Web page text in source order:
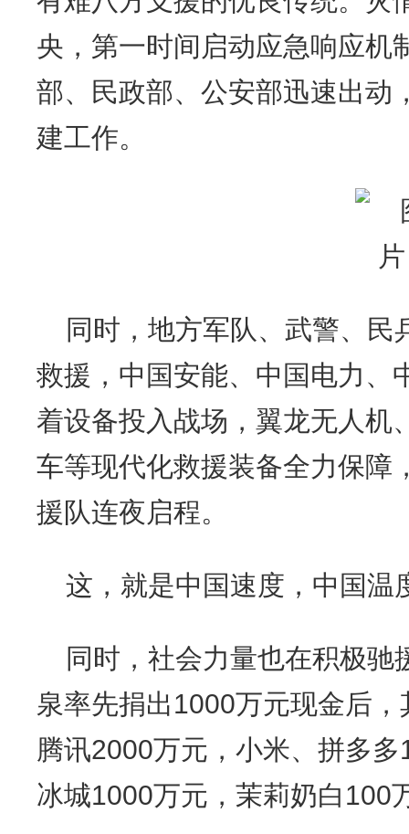
央，第一时间启动应急响应机
部、民政部、公安部迅速出动
建工作。
同时，地方军队、武警、民
救援，中国安能、中国电力、
着设备投入战场，翼龙无人机
车等现代化救援装备全力保障
援队连夜启程。
这，就是中国速度，中国温
同时，社会力量也在积极驰
泉率先捐出1000万元现金后
腾讯2000万元，小米、拼多
冰城1000万元，茉莉奶白100